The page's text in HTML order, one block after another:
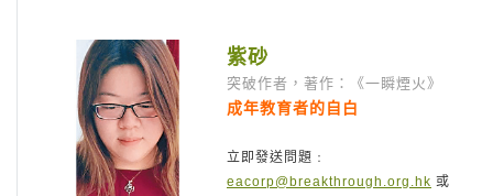
紫砂
突破作者，著作：《一瞬煙火》
成年教育者的自白
立即發送問題﹕
eacorp@breakthrough.org.hk 或